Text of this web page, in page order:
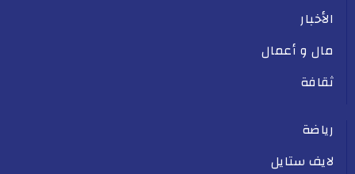
الأخبار
مال و أعمال
ثقافة
رياضة
لايف ستايل